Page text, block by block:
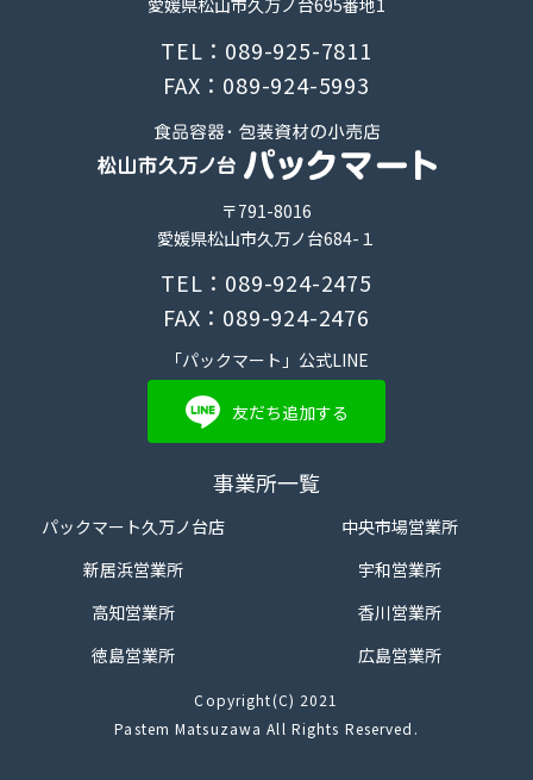
愛媛県松山市久万ノ台695番地1
TEL：089-925-7811
FAX：089-924-5993
〒791-8016
愛媛県松山市久万ノ台684-１
TEL：089-924-2475
FAX：089-924-2476
「パックマート」公式LINE
友だち追加する
事業所一覧
パックマート久万ノ台店
中央市場営業所
新居浜営業所
宇和営業所
高知営業所
香川営業所
徳島営業所
広島営業所
Copyright(C) 2021
Pastem Matsuzawa All Rights Reserved.